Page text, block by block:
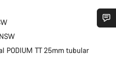
PODIUM TT 25mm tubular